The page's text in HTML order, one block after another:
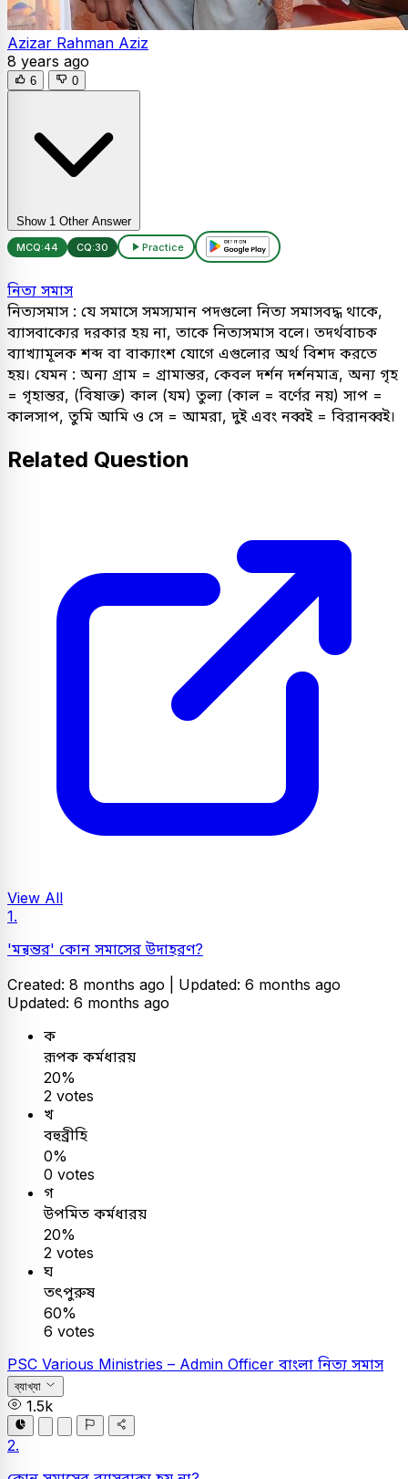
Azizar Rahman Aziz
8 years ago
6 0
Show 1 Other Answer
MCQ:44 CQ:30 Practice
নিত্য সমাস
নিত্যসমাস : যে সমাসে সমস্যমান পদগুলো নিত্য সমাসবদ্ধ থাকে,
ব্যাসবাক্যের দরকার হয় না, তাকে নিত্যসমাস বলে। তদর্থবাচক
ব্যাখ্যামূলক শব্দ বা বাক্যাংশ যোগে এগুলোর অর্থ বিশদ করতে
হয়। যেমন : অন্য গ্রাম = গ্রামান্তর, কেবল দর্শন দর্শনমাত্র, অন্য গৃহ
= গৃহান্তর, (বিষাক্ত) কাল (যম) তুল্য (কাল = বর্ণের নয়) সাপ =
কালসাপ, তুমি আমি ও সে = আমরা, দুই এবং নব্বই = বিরানব্বই।
Related Question
View All
1.
'মন্বন্তর' কোন সমাসের উদাহরণ?
Created: 8 months ago | Updated: 6 months ago
Updated: 6 months ago
ক
রূপক কর্মধারয়
20%
2 votes
খ
বহুব্রীহি
0%
0 votes
গ
উপমিত কর্মধারয়
20%
2 votes
ঘ
তৎপুরুষ
60%
6 votes
PSC Various Ministries – Admin Officer বাংলা নিত্য সমাস
ব্যাখ্যা
1.5k
2.